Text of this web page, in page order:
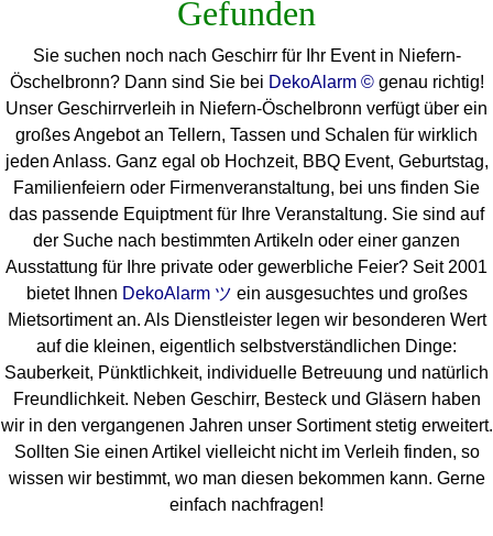
Sie suchen noch nach Geschirr für Ihr Event in Niefern-
Öschelbronn? Dann sind Sie bei DekoAlarm ©genau richtig!
Unser Geschirrverleih in Niefern-Öschelbronn verfügt über ein
großes Angebot an Tellern, Tassen und Schalen für wirklich
jeden Anlass. Ganz egal ob Hochzeit, BBQ Event, Geburtstag,
Familienfeiern oder Firmenveranstaltung, bei uns finden Sie
das passende Equiptment für Ihre Veranstaltung. Sie sind auf
der Suche nach bestimmten Artikeln oder einer ganzen
Ausstattung für Ihre private oder gewerbliche Feier? Seit 2001
bietet Ihnen DekoAlarm ツ ein ausgesuchtes und großes
Mietsortiment an. Als Dienstleister legen wir besonderen Wert
auf die kleinen, eigentlich selbstverständlichen Dinge:
Sauberkeit, Pünktlichkeit, individuelle Betreuung und natürlich
Freundlichkeit. Neben Geschirr, Besteck und Gläsern haben
wir in den vergangenen Jahren unser Sortiment stetig erweitert.
Sollten Sie einen Artikel vielleicht nicht im Verleih finden, so
wissen wir bestimmt, wo man diesen bekommen kann. Gerne
einfach nachfragen!